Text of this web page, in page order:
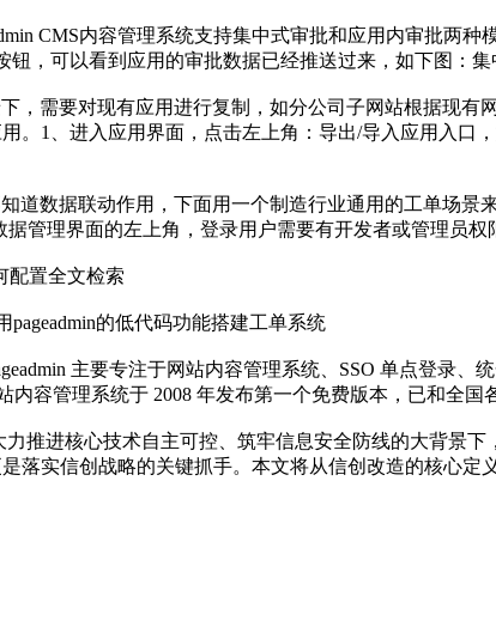
CMS内容管理系统支持集中式审批和应用内审批两
，可以看到应用的审批数据已经推送过来，如下图：
，需要对现有应用进行复制，如分公司子网站根据现有
。1、进入应用界面，点击左上角：导出/导入应用入口
道数据联动作用，下面用一个制造行业通用的工单场景
据管理界面的左上角，登录用户需要有开发者或管理员
配置全文检索
pageadmin的低代码功能搭建工单系统
主要专注于网站内容管理系统、SSO 单点登录
内容管理系统于 2008 年发布第一个免费版本，已和全
力推进核心技术自主可控、筑牢信息安全防线的大背景
落实信创战略的关键抓手。本文将从信创改造的核心